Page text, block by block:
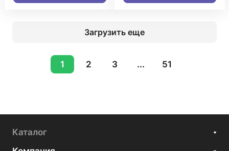
Загрузить еще
1 2 3 ... 51
Каталог